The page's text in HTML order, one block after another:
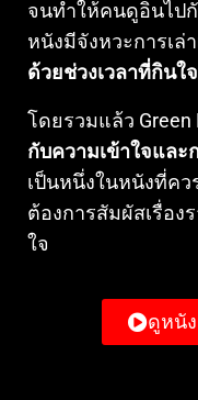
จนทำให้คนดูอินไป
หนังมีจังหวะการเล่
ด้วยช่วงเวลาที่กินใจ
โดยรวมแล้ว Green
กับความเข้าใจแล
เป็นหนึ่งในหนังที่ค
ต้องการสัมผัสเรื่อง
ใจ
ดูหนัง